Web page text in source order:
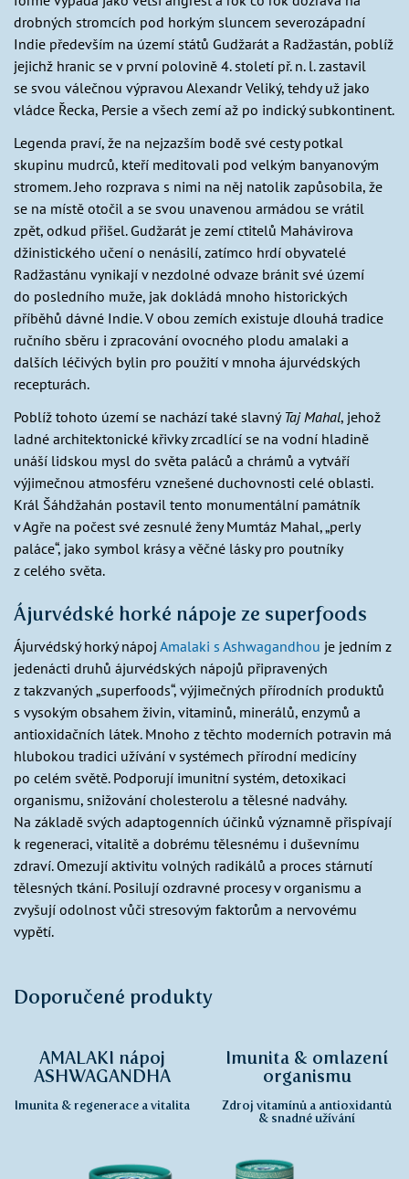
drobných stromcích pod horkým sluncem severozápadní
Indie především na území států Gudžarát a Radžastán, poblíž
jejichž hranic se v první polovině 4. století př. n. l. zastavil
se svou válečnou výpravou Alexandr Veliký, tehdy už jako
vládce Řecka, Persie a všech zemí až po indický subkontinent.
Legenda praví, že na nejzazším bodě své cesty potkal
skupinu mudrců, kteří meditovali pod velkým banyanovým
stromem. Jeho rozprava s nimi na něj natolik zapůsobila, že
se na místě otočil a se svou unavenou armádou se vrátil
zpět, odkud přišel. Gudžarát je zemí ctitelů Mahávirova
džinistického učení o nenásilí, zatímco hrdí obyvatelé
Radžastánu vynikají v nezdolné odvaze bránit své území
do posledního muže, jak dokládá mnoho historických
příběhů dávné Indie. V obou zemích existuje dlouhá tradice
ručního sběru i zpracování ovocného plodu amalaki a
dalších léčivých bylin pro použití v mnoha ájurvédských
recepturách.
Poblíž tohoto území se nachází také slavnýTaj Mahal, jehož
ladné architektonické křivky zrcadlící se na vodní hladině
unáší lidskou mysl do světa paláců a chrámů a vytváří
výjimečnou atmosféru vznešené duchovnosti celé oblasti.
Král Šáhdžahán postavil tento monumentální památník
v Agře na počest své zesnulé ženy Mumtáz Mahal, „perly
paláce“, jako symbol krásy a věčné lásky pro poutníky
z celého světa.
Ájurvédské horké nápoje ze superfoods
Ájurvédský horký nápoj Amalaki s Ashwagandhou je jedním z
jedenácti druhů ájurvédských nápojů připravených
z takzvaných „superfoods“, výjimečných přírodních produktů
s vysokým obsahem živin, vitaminů, minerálů, enzymů a
antioxidačních látek. Mnoho z těchto moderních potravin má
hlubokou tradici užívání v systémech přírodní medicíny
po celém světě. Podporují imunitní systém, detoxikaci
organismu, snižování cholesterolu a tělesné nadváhy.
Na základě svých adaptogenních účinků významně přispívají
k regeneraci, vitalitě a dobrému tělesnému i duševnímu
zdraví. Omezují aktivitu volných radikálů a proces stárnutí
tělesných tkání. Posilují ozdravné procesy v organismu a
zvyšují odolnost vůči stresovým faktorům a nervovému
vypětí.
Doporučené produkty
AMALAKI nápoj
ASHWAGANDHA
Imunita & regenerace a vitalita
Imunita & omlazení
organismu
Zdroj vitamínů a antioxidantů
& snadné užívání